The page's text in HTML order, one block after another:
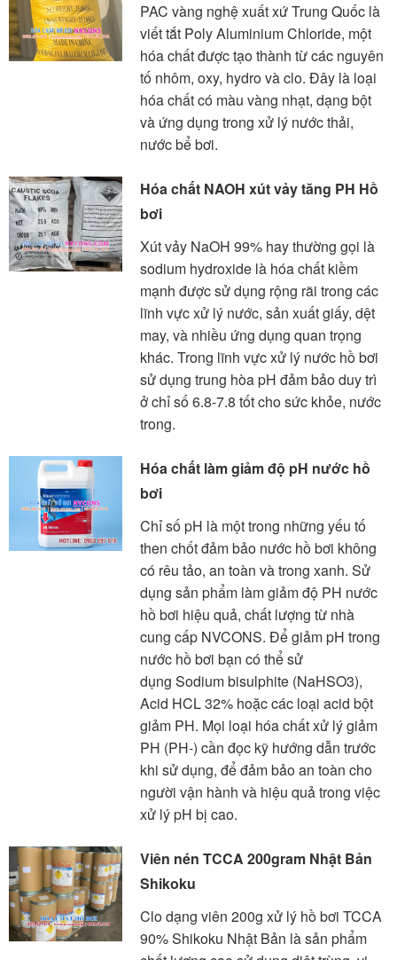
PAC vàng nghệ xuất xứ Trung Quốc là
viết tắt Poly Aluminium Chloride, một
hóa chất được tạo thành từ các nguyên
tố nhôm, oxy, hydro và clo. Đây là loại
hóa chất có màu vàng nhạt, dạng bột
và ứng dụng trong xử lý nước thải,
nước bể bơi.
Hóa chất NAOH xút vảy tăng PH Hồ
bơi
Xút vảy NaOH 99% hay thường gọi là
sodium hydroxide là hóa chất kiềm
mạnh được sử dụng rộng rãi trong các
lĩnh vực xử lý nước, sản xuất giấy, dệt
may, và nhiều ứng dụng quan trọng
khác. Trong lĩnh vực xử lý nước hồ bơi
sử dụng trung hòa pH đảm bảo duy trì
ở chỉ số 6.8-7.8 tốt cho sức khỏe, nước
trong.
Hóa chất làm giảm độ pH nước hồ
bơi
Chỉ số pH là một trong những yếu tố
then chốt đảm bảo nước hồ bơi không
có rêu tảo, an toàn và trong xanh. Sử
dụng sản phẩm làm giảm độ PH nước
hồ bơi hiệu quả, chất lượng từ nhà
cung cấp NVCONS. Để giảm pH trong
nước hồ bơi bạn có thể sử
dụng Sodium bisulphite (NaHSO3),
Acid HCL 32% hoặc các loại acid bột
giảm PH. Mọi loại hóa chất xử lý giảm
PH (PH-) cần đọc kỹ hướng dẫn trước
khi sử dụng, để đảm bảo an toàn cho
người vận hành và hiệu quả trong việc
xử lý pH bị cao.
Viên nén TCCA 200gram Nhật Bản
Shikoku
Clo dạng viên 200g xử lý hồ bơi TCCA
90% Shikoku Nhật Bản là sản phẩm